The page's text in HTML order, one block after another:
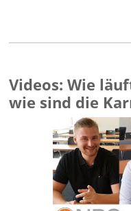
Videos: Wie
wie sind die